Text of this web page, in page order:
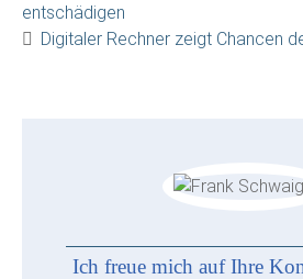
entschädigen
Digitaler Rechner zeigt Chancen
Ich freue mich auf Ihre